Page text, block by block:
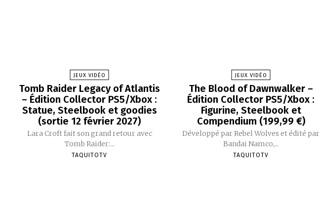
JEUX VIDÉO
Tomb Raider Legacy of Atlantis
– Édition Collector PS5/Xbox :
Statue, Steelbook et goodies
(sortie 12 février 2027)
Lara Croft fait son grand retour avec
Tomb Raider:...
TAQUITOTV
JEUX VIDÉO
The Blood of Dawnwalker –
Édition Collector PS5/Xbox :
Figurine, Steelbook et
Compendium (199,99 €)
Développé par Rebel Wolves et édité par
Bandai Namco,...
TAQUITOTV